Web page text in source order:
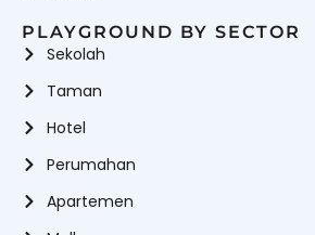
PLAYGROUND BY SECTOR
Sekolah
Taman
Hotel
Perumahan
Apartemen